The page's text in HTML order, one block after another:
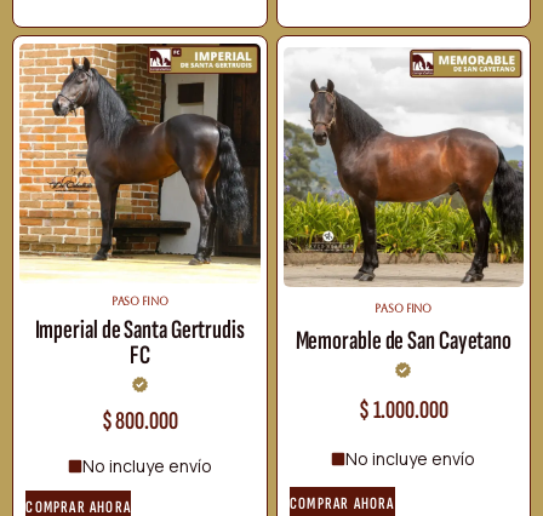
PASO FINO
Imperial de Santa Gertrudis
FC
$800.000
No incluye envío
COMPRAR AHORA
PASO FINO
Memorable de San Cayetano
$1.000.000
No incluye envío
COMPRAR AHORA